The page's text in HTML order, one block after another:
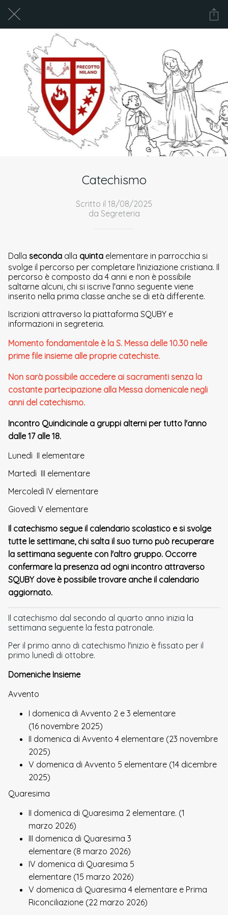
Catechismo
Scritto il 18/08/2025
da Segreteria
Dalla seconda alla quinta elementare in parrocchia si
svolge il percorso per completare l'iniziazione cristiana. Il
percorso è composto da 4 anni e non è possibile
saltarne alcuni, chi si iscrive l'anno seguente viene
inserito nella prima classe anche se di età differente.
Iscrizioni attraverso la piattaforma SQUBY e
informazioni in segreteria.
Momento fondamentale è la S. Messa delle 10.30 nelle
prime file insieme alle proprie catechiste.
Non sarà possibile accedere ai sacramenti senza la
costante partecipazione alla Messa domenicale negli
anni del catechismo.
Incontro Quindicinale a gruppi alterni per tutto l'anno
dalle 17 alle 18.
Lunedì II elementare
Martedì III elementare
Mercoledì IV elementare
Giovedì V elementare
Il catechismo segue il calendario scolastico e si svolge
tutte le settimane, chi salta il suo turno può recuperare
la settimana seguente con l'altro gruppo. Occorre
confermare la presenza ad ogni incontro attraverso
SQUBY dove è possibile trovare anche il calendario
aggiornato.
Il catechismo dal secondo al quarto anno inizia la
settimana seguente la festa patronale.
Per il primo anno di catechismo l'inizio è fissato per il
primo lunedì di ottobre.
Domeniche Insieme
Avvento
I domenica di Avvento 2 e 3 elementare
(16 novembre 2025)
II domenica di Avvento 4 elementare (23 novembre
2025)
V domenica di Avvento 5 elementare (14 dicembre
2025)
Quaresima
II domenica di Quaresima 2 elementare. (1
marzo 2026)
III domenica di Quaresima 3
elementare (8 marzo 2026)
IV domenica di Quaresima 5
elementare (15 marzo 2026)
V domenica di Quaresima 4 elementare e Prima
Riconciliazione (22 marzo 2026)